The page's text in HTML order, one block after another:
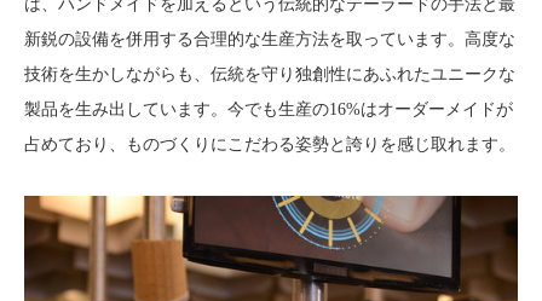
は、ハンドメイドを加えるという伝統的なテーラードの手法と最
新鋭の設備を併用する合理的な生産方法を取っています。高度な
技術を生かしながらも、伝統を守り独創性にあふれたユニークな
製品を生み出しています。今でも生産の16%はオーダーメイドが
占めており、ものづくりにこだわる姿勢と誇りを感じ取れます。